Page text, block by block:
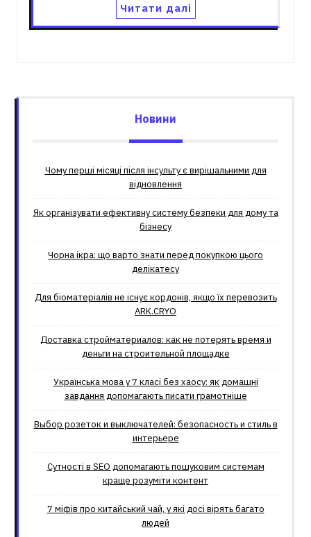
Читати далі
Новини
Чому перші місяці після інсульту є вирішальними для
відновлення
Як організувати ефективну систему безпеки для дому та
бізнесу
Чорна ікра: що варто знати перед покупкою цього
делікатесу
Для біоматеріалів не існує кордонів, якщо їх перевозить
ARK.CRYO
Доставка стройматериалов: как не потерять время и
деньги на строительной площадке
Українська мова у 7 класі без хаосу: як домашні
завдання допомагають писати грамотніше
Выбор розеток и выключателей: безопасность и стиль в
интерьере
Сутності в SEO допомагають пошуковим системам
краще розуміти контент
7 міфів про китайський чай, у які досі вірять багато
людей